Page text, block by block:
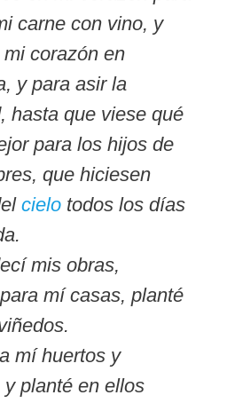
carne con vino, y
corazón en
y para asir la
hasta que viese qué
para los hijos de
que hiciesen
cielotodos los días
mis obras,
mí casas, planté
mí huertos y
planté en ellos